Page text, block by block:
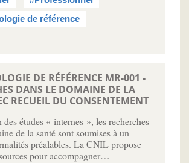
de référence
DE RÉFÉRENCE MR-001 -
DANS LE DOMAINE DE LA
RECUEIL DU CONSENTEMENT
des études « internes », les recherches
de la santé sont soumises à un
préalables. La CNIL propose
pour accompagner…